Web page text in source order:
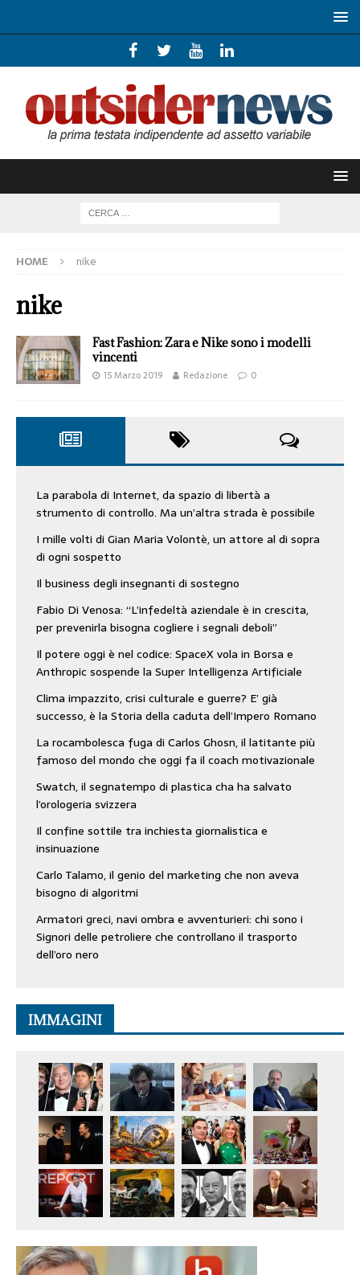
HOME nike
nike
Fast Fashion: Zara e Nike sono i modelli
vincenti
15 Marzo 2019 Redazione 0
La parabola di Internet, da spazio di libertà a
strumento di controllo. Ma un’altra strada è possibile
I mille volti di Gian Maria Volontè, un attore al di sopra
di ogni sospetto
Il business degli insegnanti di sostegno
Fabio Di Venosa: “L’infedeltà aziendale è in crescita,
per prevenirla bisogna cogliere i segnali deboli”
Il potere oggi è nel codice: SpaceX vola in Borsa e
Anthropic sospende la Super Intelligenza Artificiale
Clima impazzito, crisi culturale e guerre? E’ già
successo, è la Storia della caduta dell’Impero Romano
La rocambolesca fuga di Carlos Ghosn, il latitante più
famoso del mondo che oggi fa il coach motivazionale
Swatch, il segnatempo di plastica cha ha salvato
l’orologeria svizzera
Il confine sottile tra inchiesta giornalistica e
insinuazione
Carlo Talamo, il genio del marketing che non aveva
bisogno di algoritmi
Armatori greci, navi ombra e avventurieri: chi sono i
Signori delle petroliere che controllano il trasporto
dell’oro nero
IMMAGINI